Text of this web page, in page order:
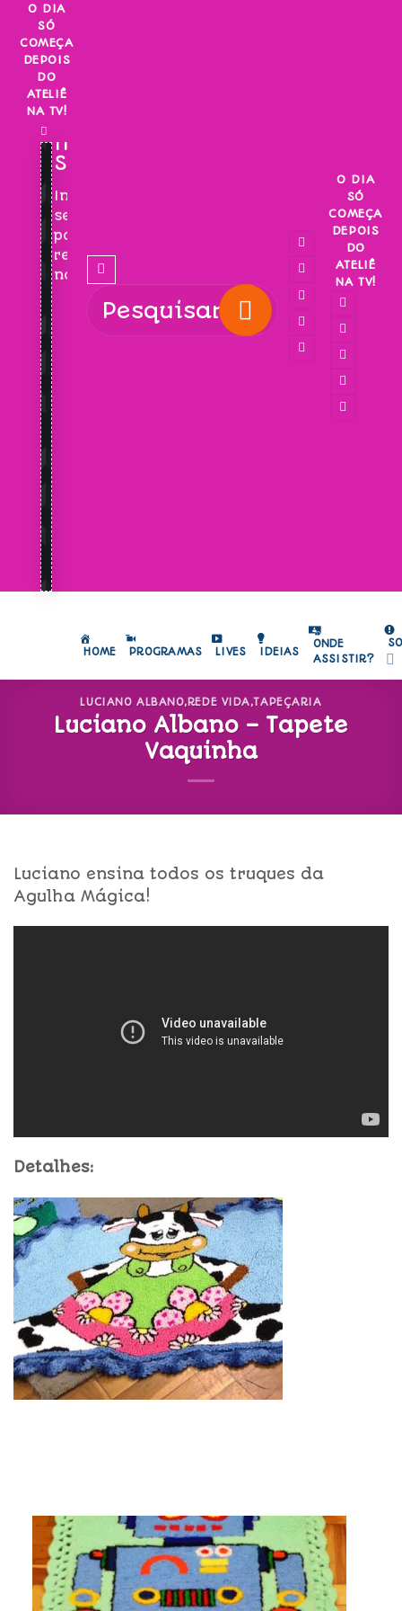
Skip
content
O DIA
SÓ
COMEÇA
DEPOIS
DO
ATELIÊ
NA TV!
INSCREVA-
SE!
Inscreva-
se
para
receber
novidades!
O DIA
SÓ
COMEÇA
DEPOIS
DO
ATELIÊ
NA TV!
HOME PROGRAMAS LIVES IDEIAS
ONDE
ASSISTIR?
LUCIANO ALBANO,REDE VIDA,TAPEÇARIA
Luciano Albano – Tapete
Vaquinha
Luciano ensina todos os truques da
Agulha Mágica!
Detalhes: